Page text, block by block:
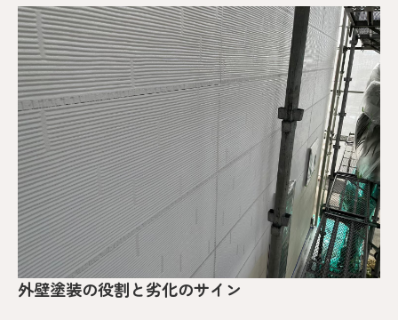
外壁塗装の役割と劣化のサイン